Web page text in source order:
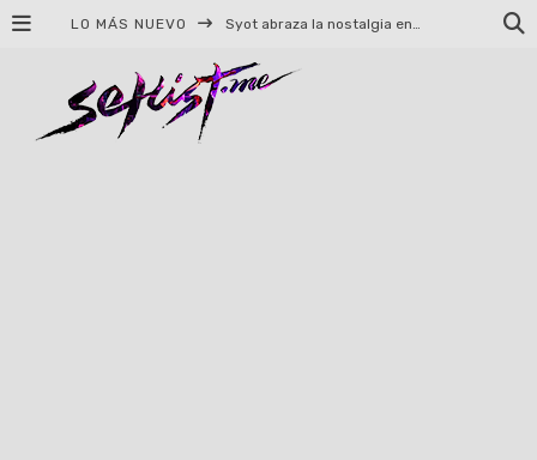
LO MÁS NUEVO Syot abraza la nostalgia en «Blame», el primer adelanto de su EP debut